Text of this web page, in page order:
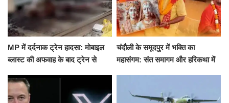
MP में दर्दनाक ट्रेन हादसा: मोबाइल
ब्लास्ट की अफवाह के बाद ट्रेन से
रौंदा, 4 की मौत
चंदौली के समूदपुर में भक्ति का
महासंगम: संत समागम और हरिकथा में